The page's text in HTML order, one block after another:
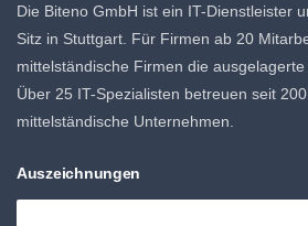
Die Biteno GmbH ist ein IT-Dienstleister
Sitz in Stuttgart. Für Firmen ab 20
mittelständische Firmen die ausgelagerte
Über 25 IT-Spezialisten betreuen seit
mittelständische Unternehmen.
Auszeichnungen